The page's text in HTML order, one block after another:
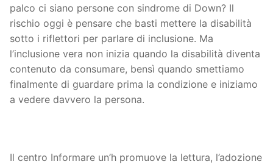
palco ci siano persone con sindrome di Down? Il
rischio oggi è pensare che basti mettere la disabilità
sotto i riflettori per parlare di inclusione. Ma
l’inclusione vera non inizia quando la disabilità diventa
contenuto da consumare, bensì quando smettiamo
finalmente di guardare prima la condizione e iniziamo
a vedere davvero la persona.
Il centro Informare un’h promuove la lettura, l’adozione